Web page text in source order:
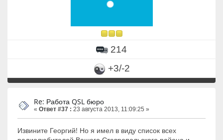
214
+3/-2
Re: Работа QSL бюро
« Ответ #37 : 23 августа 2013, 11:09:25 »
Извините Георгий! Но я имел в виду список всех